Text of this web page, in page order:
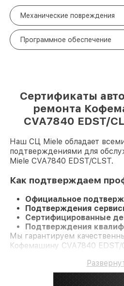
Механические повреждения
Программное обеспечение
Сертификаты
ремонта
CVA7840 EDST/
Наш СЦ Miele обладает
подтверждениями для
Miele CVA7840 EDST/CLST.
Как подтверждаем
Официальное
Подтверждения
Сертифицированные
Подтверждения
Мы гарантируем
Кофемашину CVA7840